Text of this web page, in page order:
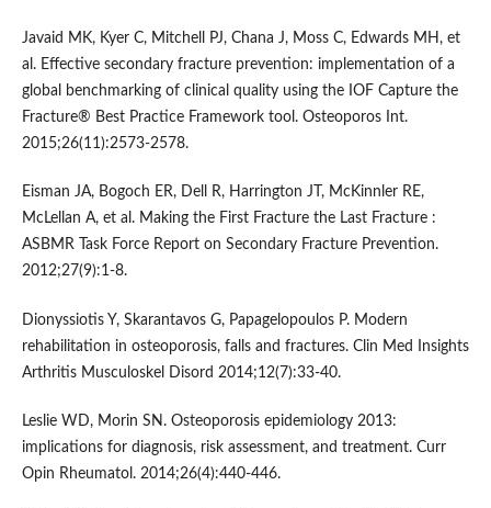
Javaid MK, Kyer C, Mitchell PJ, Chana J, Moss C, Edwards MH, et
al. Effective secondary fracture prevention: implementation of a
global benchmarking of clinical quality using the IOF Capture the
Fracture® Best Practice Framework tool. Osteoporos Int.
2015;26(11):2573-2578.
Eisman JA, Bogoch ER, Dell R, Harrington JT, McKinnler RE,
McLellan A, et al. Making the First Fracture the Last Fracture :
ASBMR Task Force Report on Secondary Fracture Prevention.
2012;27(9):1-8.
Dionyssiotis Y, Skarantavos G, Papagelopoulos P. Modern
rehabilitation in osteoporosis, falls and fractures. Clin Med Insights
Arthritis Musculoskel Disord 2014;12(7):33-40.
Leslie WD, Morin SN. Osteoporosis epidemiology 2013:
implications for diagnosis, risk assessment, and treatment. Curr
Opin Rheumatol. 2014;26(4):440-446.